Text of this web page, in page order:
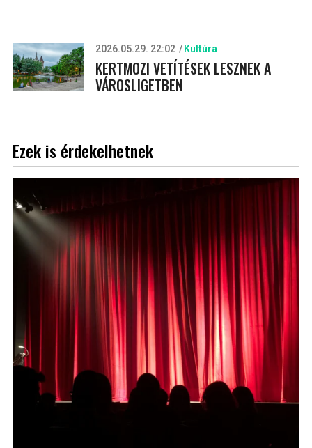
2026.05.29. 22:02 Kultúra
KERTMOZI VETÍTÉSEK LESZNEK A
VÁROSLIGETBEN
Ezek is érdekelhetnek